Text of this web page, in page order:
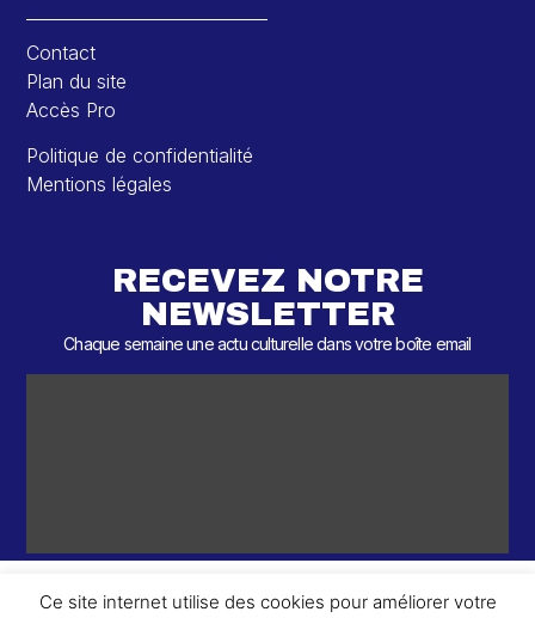
Contact
Plan du site
Accès Pro
Politique de confidentialité
Mentions légales
RECEVEZ NOTRE
NEWSLETTER
Chaque semaine une actu culturelle dans votre boîte email
Ce site internet utilise des cookies pour améliorer votre